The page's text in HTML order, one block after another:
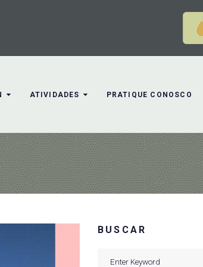
ATIVIDADES PRATIQUE CONOSCO
BUSCAR